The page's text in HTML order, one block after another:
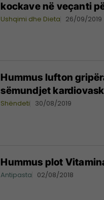
kockave në veçanti
Ushqimi dhe Dieta 26/09/2019
Hummus lufton
sëmundjet
Shëndeti 30/08/2019
Hummus plot
Antipasta 02/08/2018